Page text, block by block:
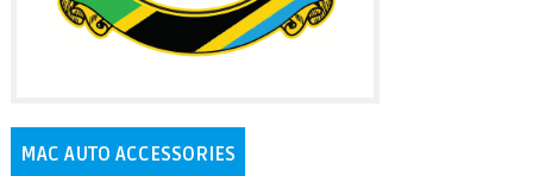
MAC AUTO ACCESSORIES